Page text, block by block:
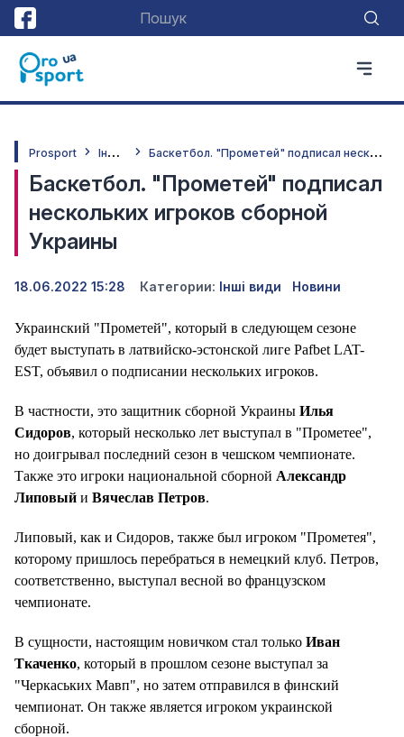
Prosport І
нші види Б
аскетбол. "Прометей" подписал нескольких игроков сборной Украины
Баскетбол. "Прометей" подписал
нескольких игроков сборной
Украины
18.06.2022 15:28 Категории: Інші види Новини
Украинский "Прометей", который в следующем сезоне
будет выступать в латвийско-эстонской лиге Pafbet LAT-
EST, объявил о подписании нескольких игроков.
В частности, это защитник сборной Украины Илья
Сидоров, который несколько лет выступал в "Прометее",
но доигрывал последний сезон в чешском чемпионате.
Также это игроки национальной сборной Александр
Липовый и Вячеслав Петров.
Липовый, как и Сидоров, также был игроком "Прометея",
которому пришлось перебраться в немецкий клуб. Петров,
соответственно, выступал весной во французском
чемпионате.
В сущности, настоящим новичком стал только Иван
Ткаченко, который в прошлом сезоне выступал за
"Черкаських Мавп", но затем отправился в финский
чемпионат. Он также является игроком украинской
сборной.